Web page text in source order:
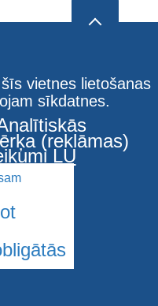
tiesības aizsargātas
vietnes lietošanas
sīkdatnes.
(reklāmas)
LU